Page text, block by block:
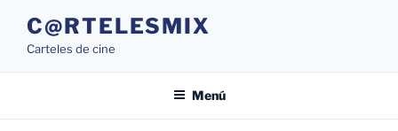
contenido
C@RTELESMIX
Carteles de cine
Menú